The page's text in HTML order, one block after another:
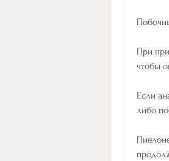
При
чтобы
Если
либо